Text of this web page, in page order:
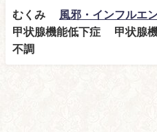
むくみ 風邪・インフルエ
甲状腺機能低下症 甲状
不調